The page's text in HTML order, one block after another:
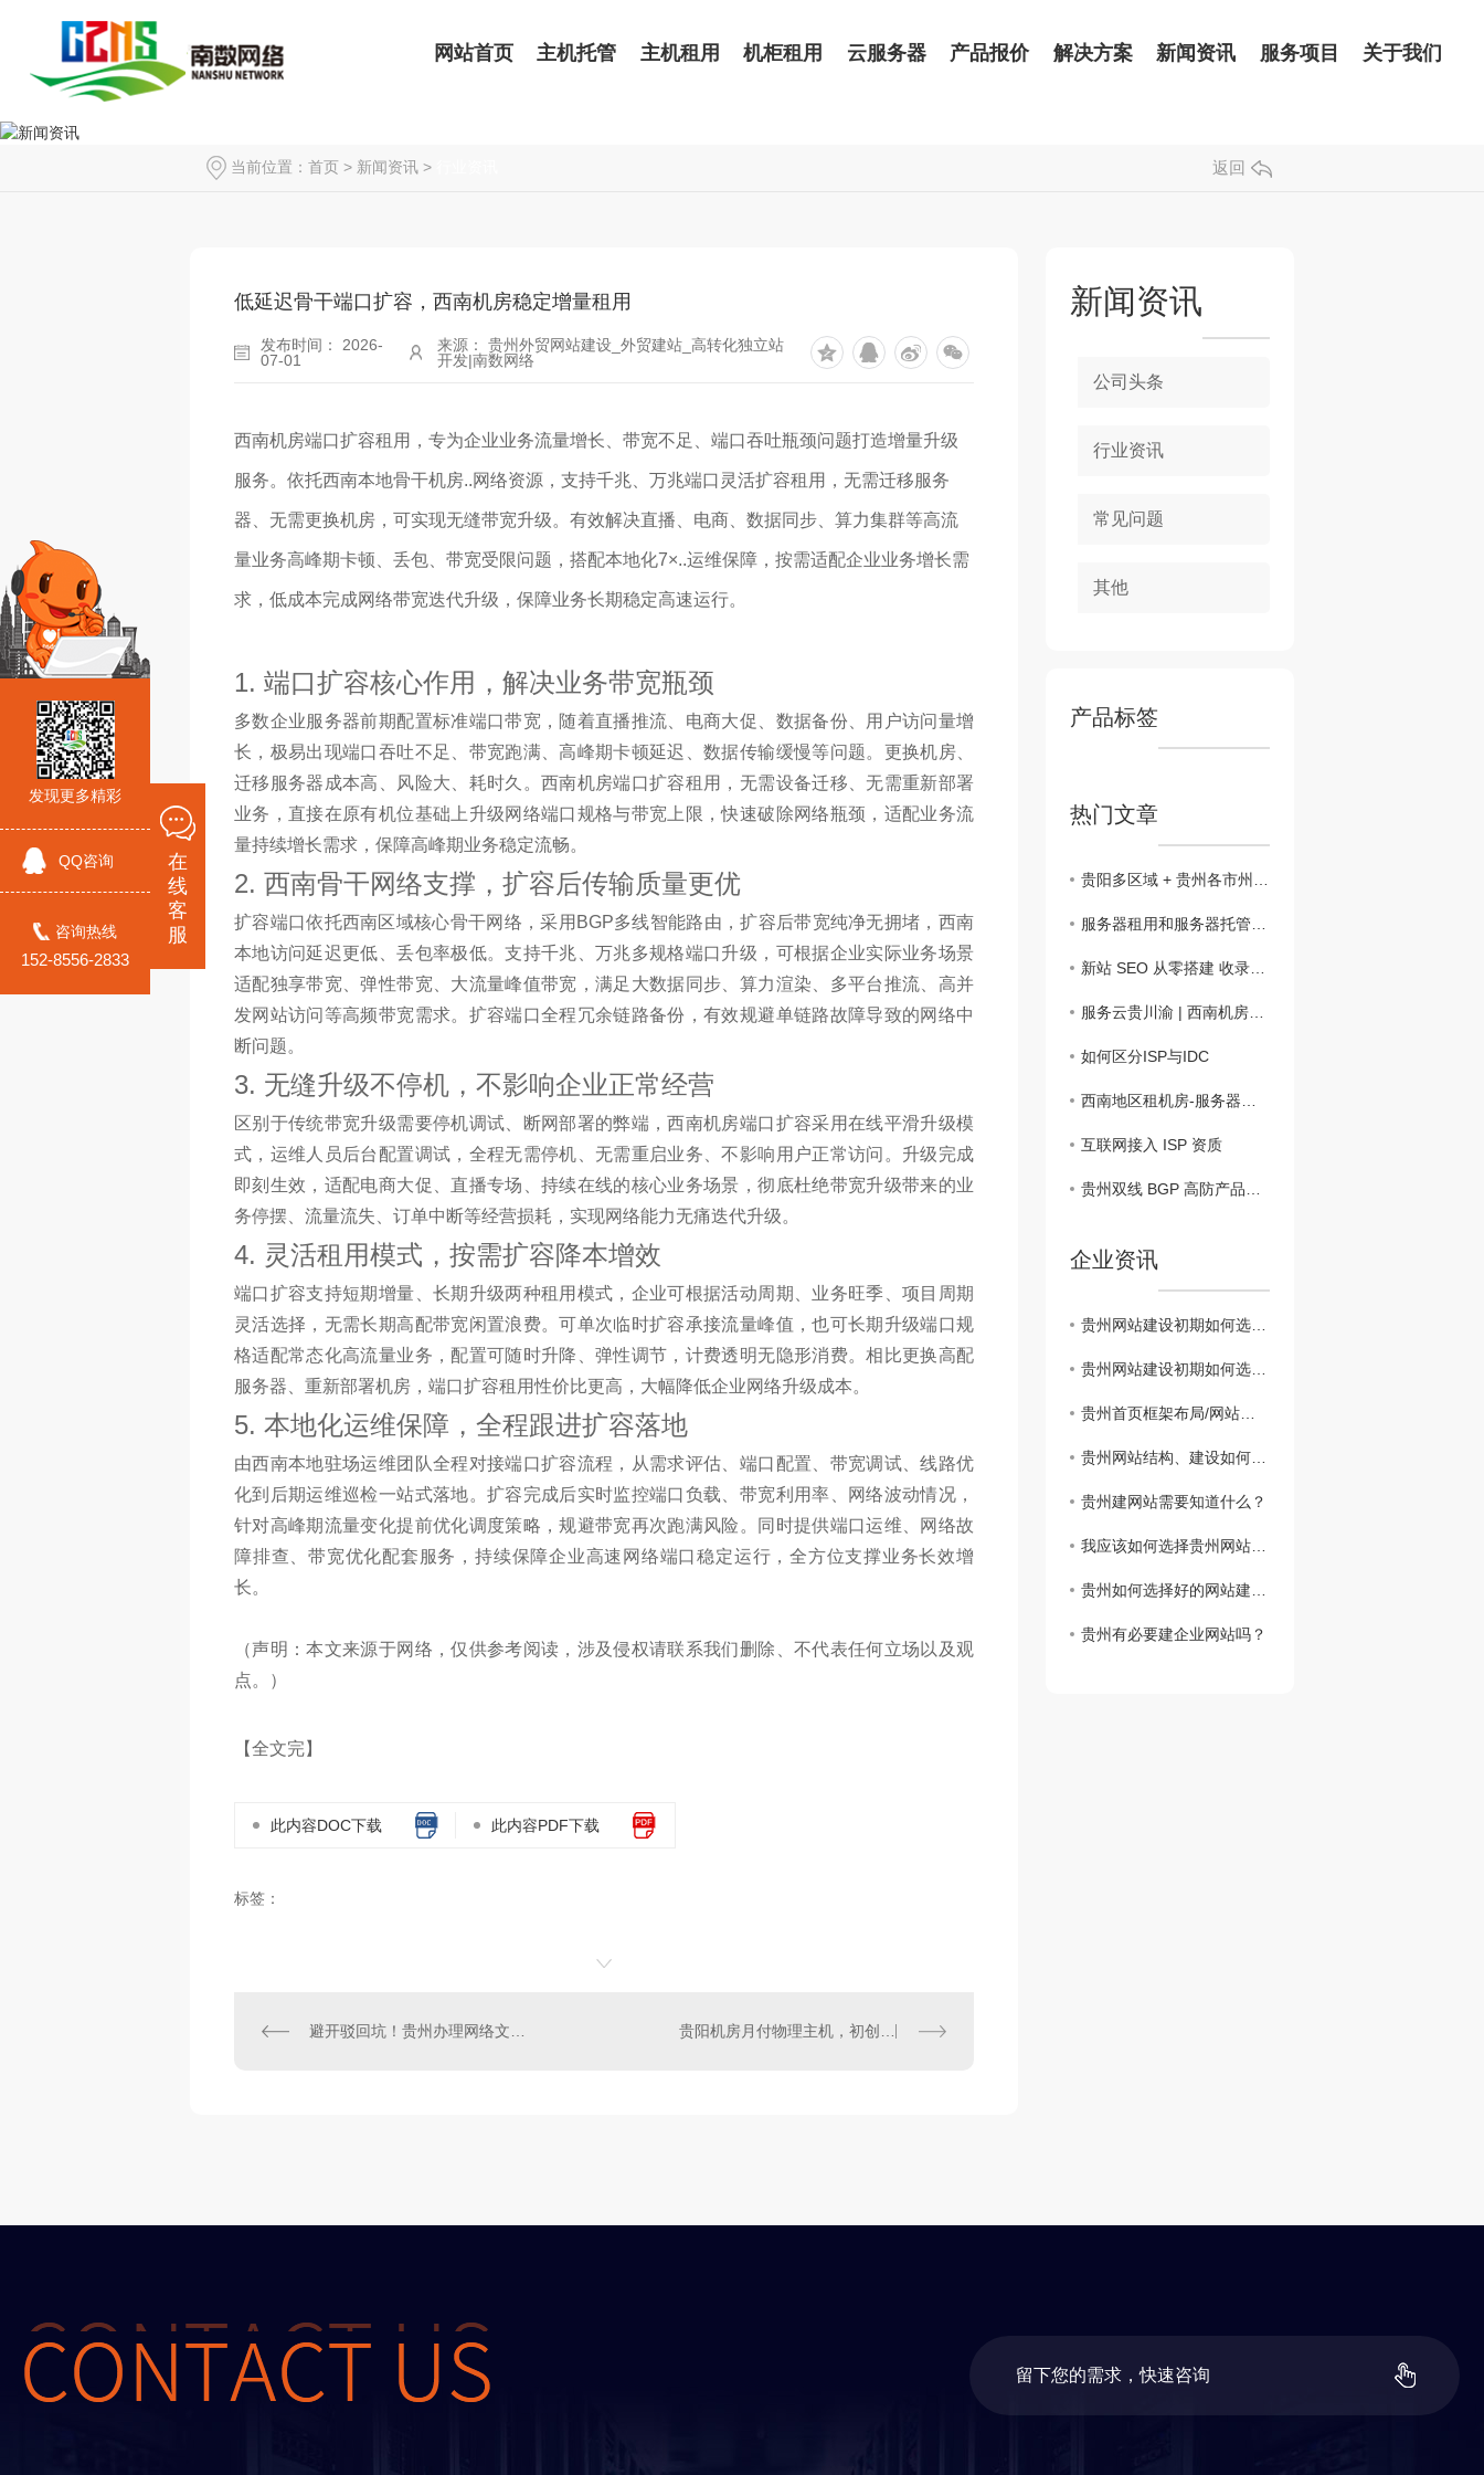
网站首页 主机托管 主机租用 机柜租用 云服务器 产品报价 解决方案 新闻资讯 服务项目 关于我们
当前位置： 首页 > 新闻资讯 > 返回
低延迟骨干端口扩容，西南机房稳定增量租用
发布时间： 2026-
07-01
来源： 贵州外贸网站建设_外贸建站_高转化独立站
开发|南数网络
西南机房端口扩容租用，专为企业业务流量增长、带宽不足、端口吞吐瓶颈问题打造增量升级
服务。依托西南本地骨干机房..网络资源，支持千兆、万兆端口灵活扩容租用，无需迁移服务
器、无需更换机房，可实现无缝带宽升级。有效解决直播、电商、数据同步、算力集群等高流
量业务高峰期卡顿、丢包、带宽受限问题，搭配本地化7×..运维保障，按需适配企业业务增长需
求，低成本完成网络带宽迭代升级，保障业务长期稳定高速运行。
1. 端口扩容核心作用，解决业务带宽瓶颈
多数企业服务器前期配置标准端口带宽，随着直播推流、电商大促、数据备份、用户访问量增
长，极易出现端口吞吐不足、带宽跑满、高峰期卡顿延迟、数据传输缓慢等问题。更换机房、
迁移服务器成本高、风险大、耗时久。西南机房端口扩容租用，无需设备迁移、无需重新部署
业务，直接在原有机位基础上升级网络端口规格与带宽上限，快速破除网络瓶颈，适配业务流
量持续增长需求，保障高峰期业务稳定流畅。
2. 西南骨干网络支撑，扩容后传输质量更优
扩容端口依托西南区域核心骨干网络，采用BGP多线智能路由，扩容后带宽纯净无拥堵，西南
本地访问延迟更低、丢包率极低。支持千兆、万兆多规格端口升级，可根据企业实际业务场景
适配独享带宽、弹性带宽、大流量峰值带宽，满足大数据同步、算力渲染、多平台推流、高并
发网站访问等高频带宽需求。扩容端口全程冗余链路备份，有效规避单链路故障导致的网络中
断问题。
3. 无缝升级不停机，不影响企业正常经营
区别于传统带宽升级需要停机调试、断网部署的弊端，西南机房端口扩容采用在线平滑升级模
式，运维人员后台配置调试，全程无需停机、无需重启业务、不影响用户正常访问。升级完成
即刻生效，适配电商大促、直播专场、持续在线的核心业务场景，彻底杜绝带宽升级带来的业
务停摆、流量流失、订单中断等经营损耗，实现网络能力无痛迭代升级。
4. 灵活租用模式，按需扩容降本增效
端口扩容支持短期增量、长期升级两种租用模式，企业可根据活动周期、业务旺季、项目周期
灵活选择，无需长期高配带宽闲置浪费。可单次临时扩容承接流量峰值，也可长期升级端口规
格适配常态化高流量业务，配置可随时升降、弹性调节，计费透明无隐形消费。相比更换高配
服务器、重新部署机房，端口扩容租用性价比更高，大幅降低企业网络升级成本。
5. 本地化运维保障，全程跟进扩容落地
由西南本地驻场运维团队全程对接端口扩容流程，从需求评估、端口配置、带宽调试、线路优
化到后期运维巡检一站式落地。扩容完成后实时监控端口负载、带宽利用率、网络波动情况，
针对高峰期流量变化提前优化调度策略，规避带宽再次跑满风险。同时提供端口运维、网络故
障排查、带宽优化配套服务，持续保障企业高速网络端口稳定运行，全方位支撑业务长效增
长。
（声明：本文来源于网络，仅供参考阅读，涉及侵权请联系我们删除、不代表任何立场以及观
点。）
【全文完】
此内容DOC下载 此内容PDF下载
标签：
避开驳回坑！贵州办理网络文化经营许可证难度与前置条件汇总 贵阳机房月付物理主机，初创、测试项目低成本上云
新闻资讯
公司头条
行业资讯
常见问题
其他
产品标签
热门文章
贵阳多区域 + 贵州各市州 IDC 服务：服务器租用、机柜机位托管、高防抗 CC
服务器租用和服务器托管的区别是什么
新站 SEO 从零搭建 收录、关键词排名提升策略
服务云贵川渝 | 西南机房租凭，服务器租用托管
如何区分ISP与IDC
西南地区租机房-服务器租用-服务器托管
互联网接入 ISP 资质
贵州双线 BGP 高防产品：抗 CC、防御 DDoS 服务器租用托管
企业资讯
贵州网站建设初期如何选择域名
贵州网站建设初期如何选择域名
贵州首页框架布局/网站建设思路
贵州网站结构、建设如何实现网站设计
贵州建网站需要知道什么？
我应该如何选择贵州网站虚拟主机？
贵州如何选择好的网站建设公司？
贵州有必要建企业网站吗？
留下您的需求 ，快速咨询
发现更多精彩
QQ咨询
咨询热线
152-8556-2833
在
线
客
服